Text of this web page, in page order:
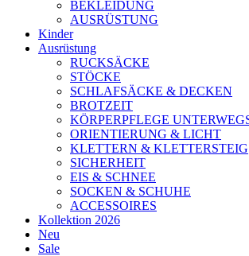
BEKLEIDUNG
AUSRÜSTUNG
Kinder
Ausrüstung
RUCKSÄCKE
STÖCKE
SCHLAFSÄCKE & DECKEN
BROTZEIT
KÖRPERPFLEGE
ORIENTIERUNG & LICHT
KLETTERN & KLETTERSTEIG
SICHERHEIT
EIS & SCHNEE
SOCKEN & SCHUHE
ACCESSOIRES
Kollektion 2026
Neu
Sale